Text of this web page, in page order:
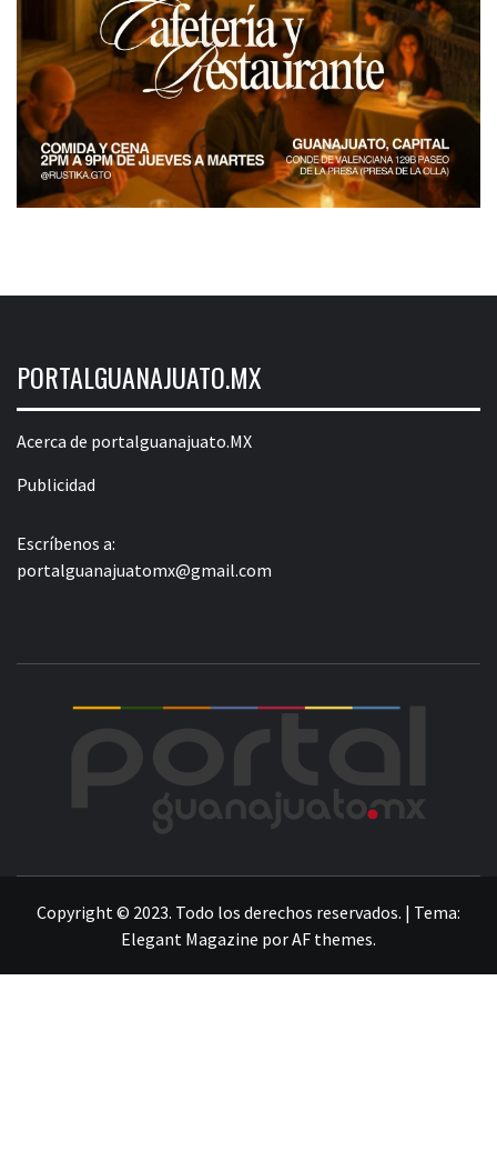
PORTALGUANAJUATO.MX
Acerca de portalguanajuato.MX
Publicidad
Escríbenos a:
portalguanajuatomx@gmail.com
Copyright © 2023. Todo los derechos reservados. | Tema:
Elegant Magazine porAF themes.